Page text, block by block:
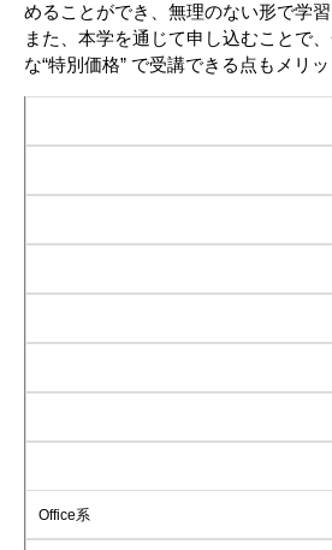
めることができ、無理のない形で学習
また、本学を通じて申し込むことで
な“特別価格” で受講できる点もメリッ
Office系